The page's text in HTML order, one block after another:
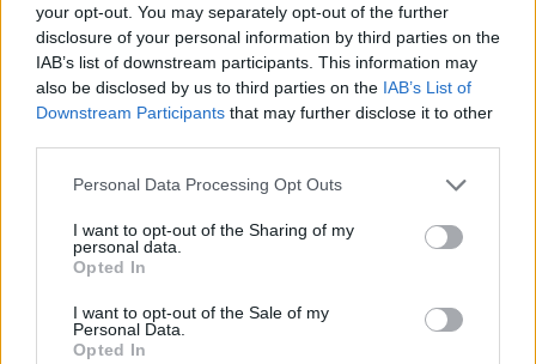
your opt-out. You may separately opt-out of the further
disclosure of your personal information by third parties on the
IAB’s list of downstream participants. This information may
also be disclosed by us to third parties on the IAB’s List of
Downstream Participants that may further disclose it to other
Personal Data Processing Opt Outs
I want to opt-out of the Sharing of my
personal data.
Opted In
I want to opt-out of the Sale of my
Personal Data.
Opted In
Strasbourgig mehet az egyik legnépszerűbb
tankönyvkiadó
Kártérítési pert indít a Mozaik Kiadó, miután a köznevelésért felelős
államtitkár levelében arra szólította fel az...
diákok?